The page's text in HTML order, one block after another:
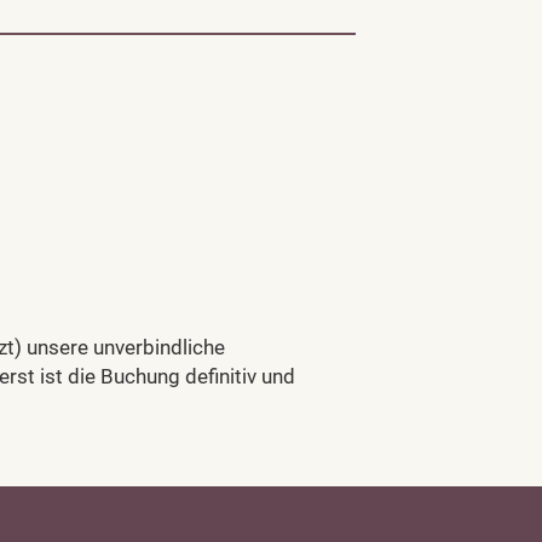
unsere unverbindliche
ist die Buchung definitiv und